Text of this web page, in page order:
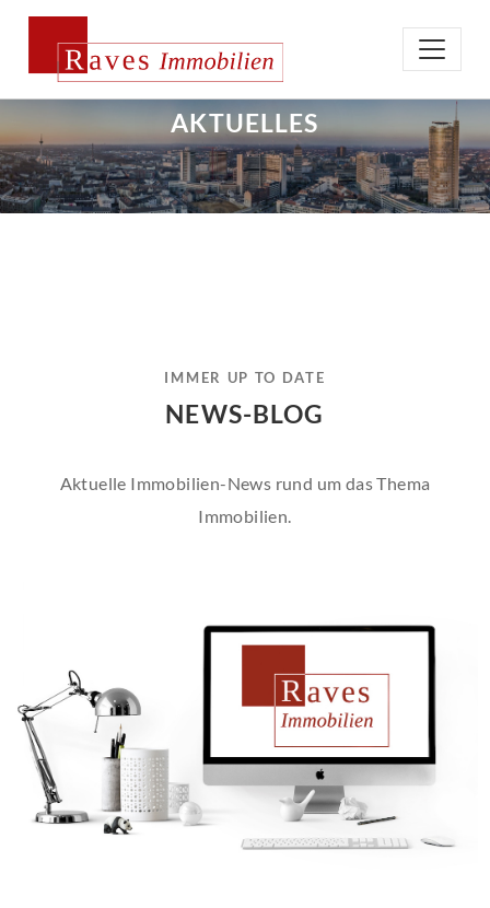
AKTUELLES
IMMER UP TO DATE
NEWS-BLOG
Aktuelle Immobilien-News rund um das Thema
Immobilien.